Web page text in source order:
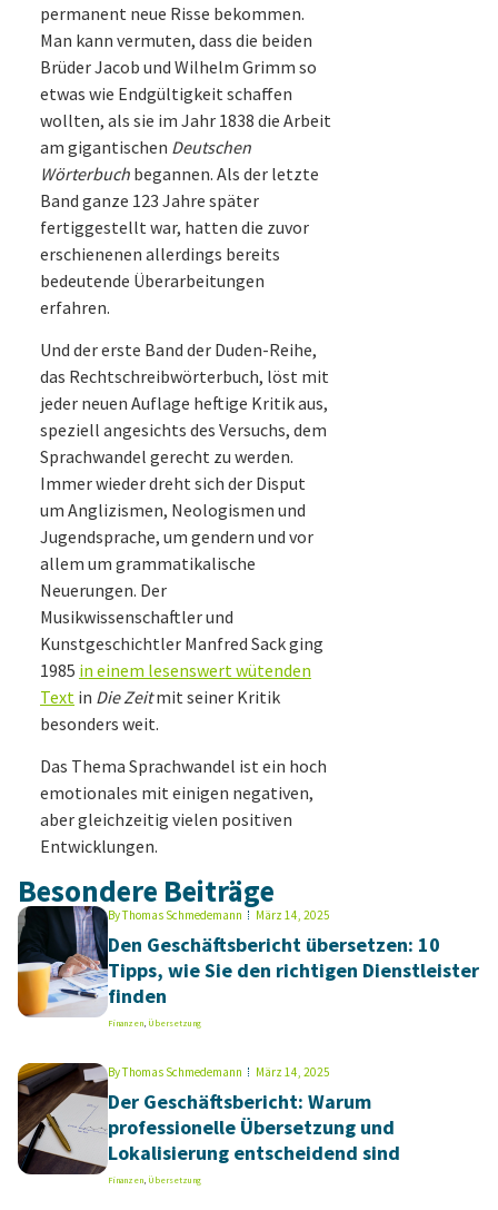
permanent neue Risse bekommen.
Man kann vermuten, dass die beiden
Brüder Jacob und Wilhelm Grimm so
etwas wie Endgültigkeit schaffen
wollten, als sie im Jahr 1838 die Arbeit
am gigantischen Deutschen
Wörterbuch begannen. Als der letzte
Band ganze 123 Jahre später
fertiggestellt war, hatten die zuvor
erschienenen allerdings bereits
bedeutende Überarbeitungen
erfahren.
Und der erste Band der Duden-Reihe,
das Rechtschreibwörterbuch, löst mit
jeder neuen Auflage heftige Kritik aus,
speziell angesichts des Versuchs, dem
Sprachwandel gerecht zu werden.
Immer wieder dreht sich der Disput
um Anglizismen, Neologismen und
Jugendsprache, um gendern und vor
allem um grammatikalische
Neuerungen. Der
Musikwissenschaftler und
Kunstgeschichtler Manfred Sack ging
1985 in einem lesenswert wütenden
Text in Die Zeitmit seiner Kritik
besonders weit.
Das Thema Sprachwandel ist ein hoch
emotionales mit einigen negativen,
aber gleichzeitig vielen positiven
Entwicklungen.
Besondere Beiträge
ByThomas Schmedemann März 14, 2025
Den Geschäftsbericht übersetzen: 10
Tipps, wie Sie den richtigen Dienstleister
finden
Finanzen, Übersetzung
ByThomas Schmedemann März 14, 2025
Der Geschäftsbericht: Warum
professionelle Übersetzung und
Lokalisierung entscheidend sind
Finanzen, Übersetzung